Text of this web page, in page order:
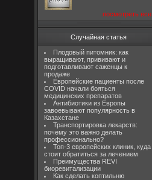
посмотреть все
Случайная статья
Плодовый питомник: как
выращивают, прививают и
подготавливают саженцы к
продаже
Европейские пациенты после
COVID начали бояться
медицинских препаратов
Антибиотики из Европы
завоевывают популярность в
Казахстане
Транспортировка лекарств:
почему это важно делать
профессионально?
Топ-3 европейских клиник, куда
стоит обратиться за лечением
Преимущества REVI
биоревитализации
Как сделать коптильню